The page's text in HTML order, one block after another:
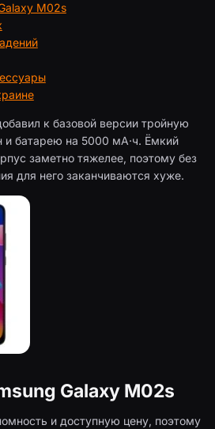
M02s
к базовой версии тройную
и батарею на 5000 мА·ч. Ёмкий
заметно тяжелее, поэтому без
для него заканчиваются хуже.
Galaxy M02s
и доступную цену, поэтому